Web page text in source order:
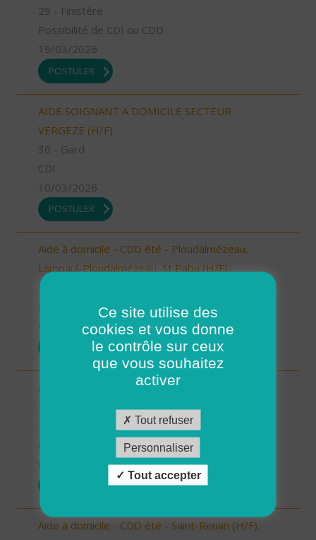
29 - Finistère
Possibilité de CDI ou CDD
19/03/2026
POSTULER
AIDE SOIGNANT A DOMICILE SECTEUR
VERGEZE (H/F)
30 - Gard
CDI
10/03/2026
POSTULER
Aide à domicile - CDD été - Ploudalmézeau,
Lampaul-Ploudalmézeau, St Pabu (H/F)
29 - Finistère
05/03/2026
Aide à domicile - CDD été - Plouarzel/Lampaul-
Plouarzel/Ploumoguer (H/F)
Aide à domicile - CDD été - Saint-Renan (H/F)
Ce site utilise des
cookies et vous donne
le contrôle sur ceux
que vous souhaitez
activer
Tout refuser
Personnaliser
Tout accepter